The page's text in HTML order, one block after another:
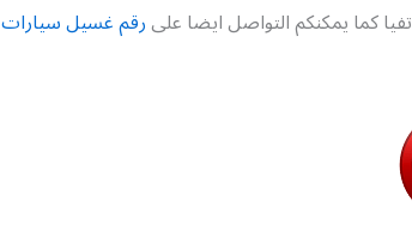
كما يمكنكم التواصل ايضا علىرقم غسيل سيارات